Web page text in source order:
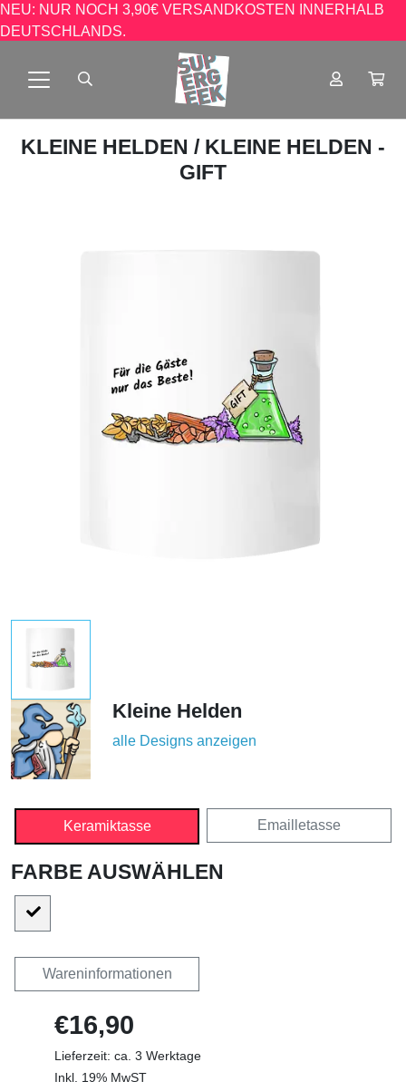
NEU: NUR NOCH 3,90€ VERSANDKOSTEN INNERHALB
DEUTSCHLANDS.
KLEINE HELDEN / KLEINE HELDEN -
GIFT
Kleine Helden
alle Designs anzeigen
Keramiktasse Emailletasse
FARBE AUSWÄHLEN
Wareninformationen
€16,90
Lieferzeit: ca. 3 Werktage
Inkl. 19% MwST